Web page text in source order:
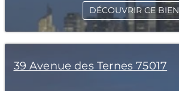
DÉCOUVRIR CE BIEN
39 Avenue des Ternes 75017